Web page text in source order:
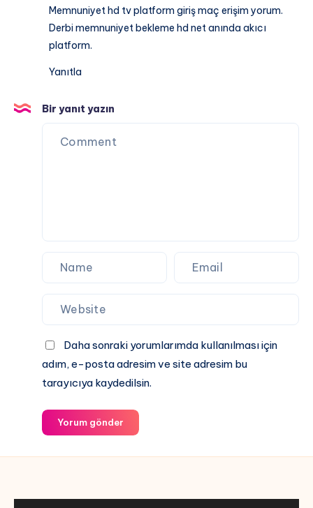
Memnuniyet hd tv platform giriş maç erişim yorum.
Derbi memnuniyet bekleme hd net anında akıcı
platform.
Yanıtla
Bir yanıt yazın
Daha sonraki yorumlarımda kullanılması için
adım, e-posta adresim ve site adresim bu
tarayıcıya kaydedilsin.
Yorum gönder